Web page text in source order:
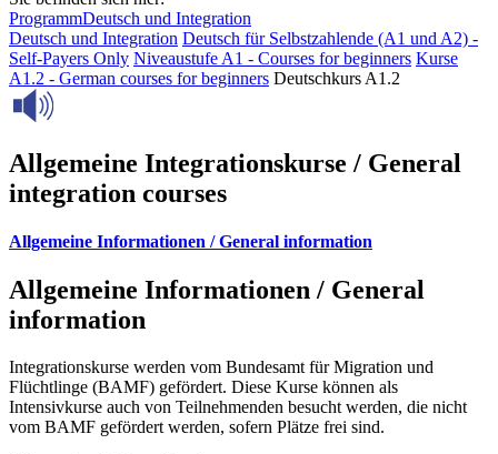
ProgrammDeutsch und Integration
Deutsch und Integration Deutsch für Selbstzahlende (A1 und A2) -
Self-Payers Only Niveaustufe A1 - Courses for beginners Kurse
A1.2 - German courses for beginners Deutschkurs A1.2
Allgemeine Integrationskurse / General
integration courses
Allgemeine Informationen / General information
Allgemeine Informationen / General
information
Integrationskurse werden vom Bundesamt für Migration und
Flüchtlinge (BAMF) gefördert. Diese Kurse können als
Intensivkurse auch von Teilnehmenden besucht werden, die nicht
vom BAMF gefördert werden, sofern Plätze frei sind.